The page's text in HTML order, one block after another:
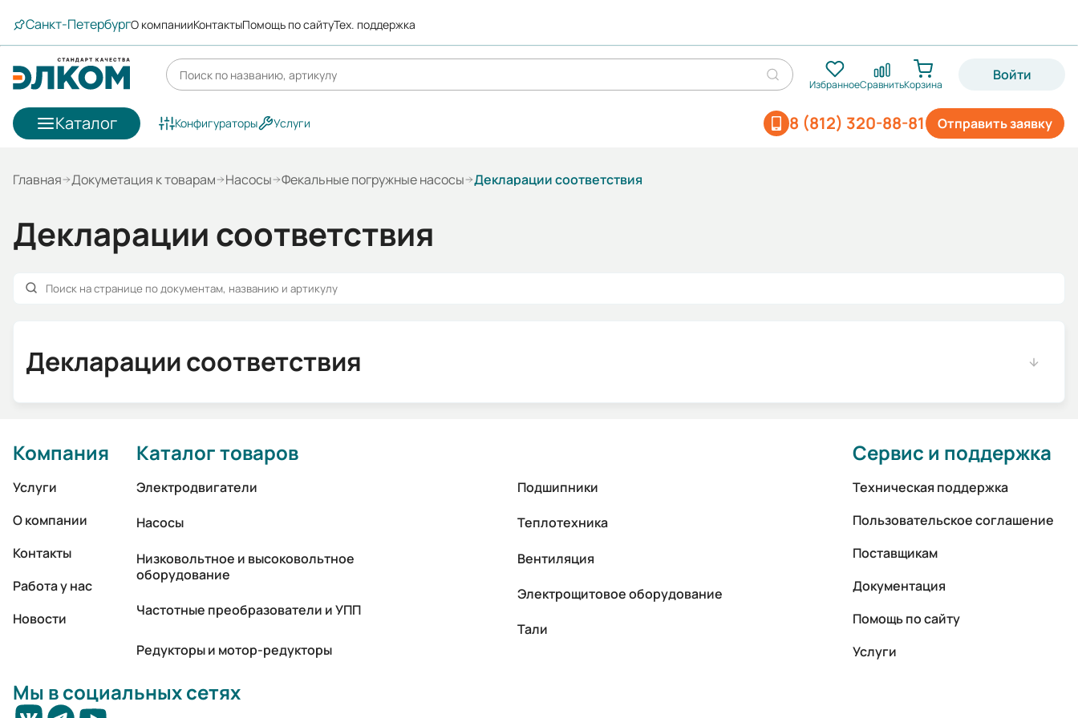
Санкт-ПетербургО компанииКонтактыПомощь по сайтуТех. поддержка
ИзбранноеСравнитьКорзина
Войти
Каталог Отправить заявку
8 (812) 320-88-81
Конфигураторы Услуги
Главная Докуметация к товарам Насосы Фекальные погружные насосы Декларации соответствия
Декларации соответствия
Декларации соответствия
Компания
Услуги
О компании
Контакты
Работа у нас
Новости
Каталог товаров
Электродвигатели
Насосы
Низковольтное и высоковольтное
оборудование
Частотные преобразователи и УПП
Редукторы и мотор-редукторы
Подшипники
Теплотехника
Вентиляция
Электрощитовое оборудование
Тали
Сервис и поддержка
Техническая поддержка
Пользовательское соглашение
Поставщикам
Документация
Помощь по сайту
Услуги
Мы в социальных сетях